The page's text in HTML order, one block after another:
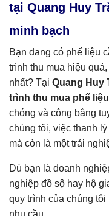
tại Quang Huy
minh bạch
Bạn đang có phế liệu
trình thu mua hiệu
nhất? Tại Quang Huy
trình thu mua phế liệu
chóng và công bằng
chúng tôi, việc thanh
mà còn là một trải
Dù bạn là doanh
nghiệp đồ sộ hay hộ
quy trình của chúng